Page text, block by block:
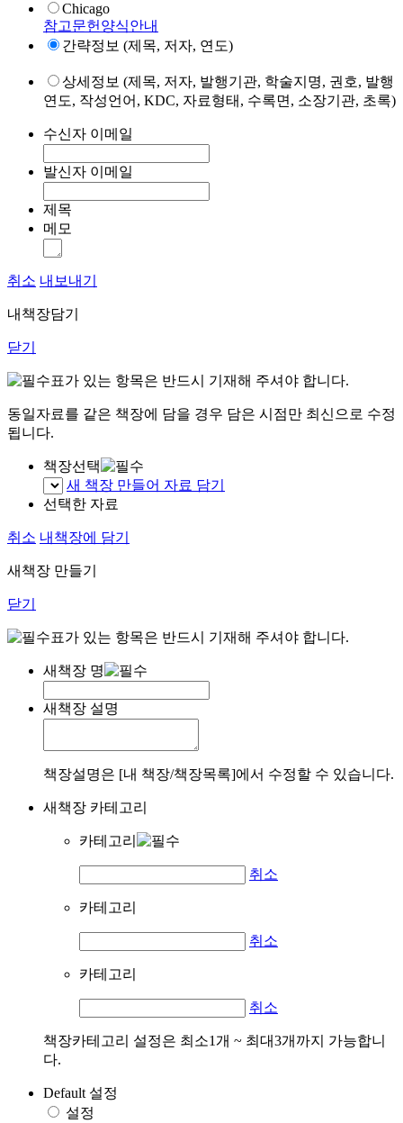
Chicago
참고문헌양식안내
간략정보 (제목, 저자, 연도)
상세정보 (제목, 저자, 발행기관, 학술지명, 권호, 발행
연도, 작성언어, KDC, 자료형태, 수록면, 소장기관, 초록)
수신자 이메일
발신자 이메일
제목
메모
취소 내보내기
내책장담기
닫기
표가 있는 항목은 반드시 기재해 주셔야 합니다.
동일자료를 같은 책장에 담을 경우 담은 시점만 최신으로 수정
됩니다.
책장선택
새 책장 만들어 자료 담기
선택한 자료
취소 내책장에 담기
새책장 만들기
닫기
표가 있는 항목은 반드시 기재해 주셔야 합니다.
새책장 명
새책장 설명
책장설명은 [내 책장/책장목록]에서 수정할 수 있습니다.
새책장 카테고리
카테고리
취소
카테고리
취소
카테고리
취소
책장카테고리 설정은 최소1개 ~ 최대3개까지 가능합니
다.
Default 설정
설정